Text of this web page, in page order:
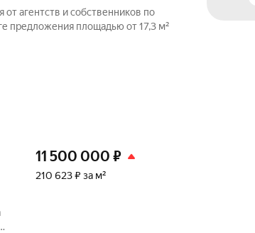
агентств и собственников по
предложения площадью от 17,3 м²
11 500 000 ₽
210 623 ₽ за м²